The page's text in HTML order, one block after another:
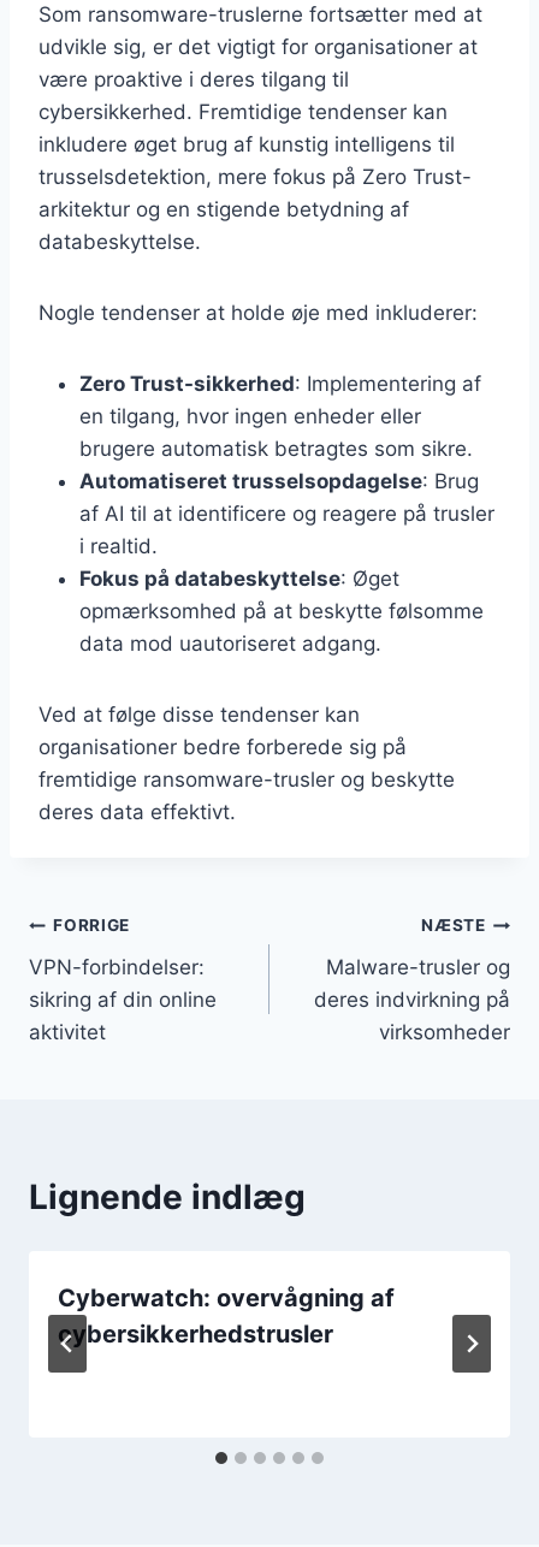
Som ransomware-truslerne fortsætter med at
udvikle sig, er det vigtigt for organisationer at
være proaktive i deres tilgang til
cybersikkerhed. Fremtidige tendenser kan
inkludere øget brug af kunstig intelligens til
trusselsdetektion, mere fokus på Zero Trust-
arkitektur og en stigende betydning af
databeskyttelse.
Nogle tendenser at holde øje med inkluderer:
Zero Trust-sikkerhed: Implementering af
en tilgang, hvor ingen enheder eller
brugere automatisk betragtes som sikre.
Automatiseret trusselsopdagelse: Brug
af AI til at identificere og reagere på trusler
i realtid.
Fokus på databeskyttelse: Øget
opmærksomhed på at beskytte følsomme
data mod uautoriseret adgang.
Ved at følge disse tendenser kan
organisationer bedre forberede sig på
fremtidige ransomware-trusler og beskytte
deres data effektivt.
Indlægsnavigation
FORRIGE
VPN-forbindelser:
sikring af din online
aktivitet
NÆSTE
Malware-trusler og
deres indvirkning på
virksomheder
Lignende indlæg
Cyberwatch: overvågning af
cybersikkerhedstrusler